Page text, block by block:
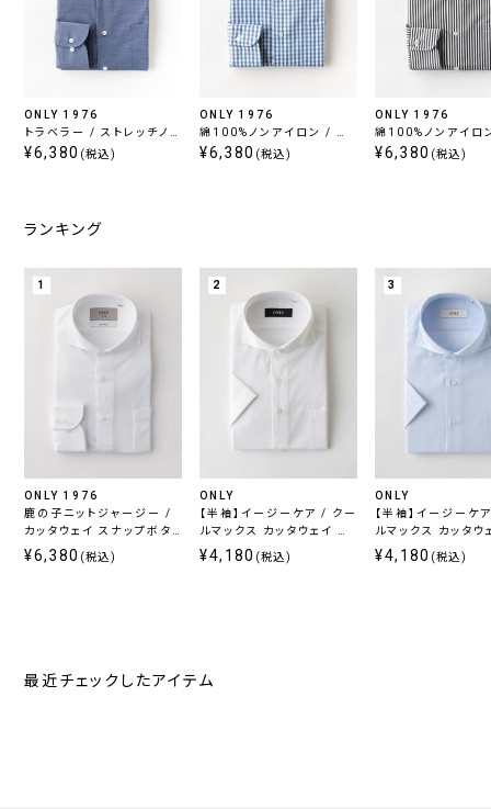
ONLY 1976
トラベラー / ストレッチノン
アイロン カッタウェイ スナ
¥6,380 (税込)
ONLY 1976
綿100%ノンアイロン / ボ
タンダウン
¥6,380 (税込)
ONLY 1976
綿100%ノンアイロ
イドスプレッド ブラ
¥6,380 (税込)
ランキング
1
ONLY 1976
鹿の子ニットジャージー /
カッタウェイ スナップボタ
ン ホワイト 無地 定番
¥6,380 (税込)
2
ONLY
【半袖】イージーケア / クー
ルマックス カッタウェイ ス
ナップボタン付き
¥4,180 (税込)
3
ONLY
【半袖】イージーケ
ルマックス カッタウ
ナップボタン付き
¥4,180 (税込)
最近チェックしたアイテム